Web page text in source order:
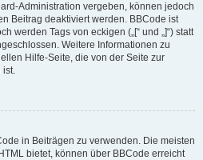
Administration vergeben, können jedoch
Beitrag deaktiviert werden. BBCode ist
werden Tags von eckigen („[“ und „]“) statt
Weitere Informationen zu
Hilfe-Seite, die von der Seite zur
ist.
in Beiträgen zu verwenden. Die meisten
bietet, können über BBCode erreicht